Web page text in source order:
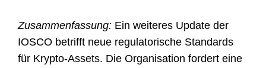
Zusammenfassung: Ein weiteres Update der
IOSCO betrifft neue regulatorische Standards
für Krypto-Assets. Die Organisation fordert eine